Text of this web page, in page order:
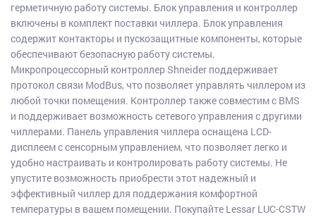
герметичную работу системы. Блок управления и контроллер
включены в комплект поставки чиллера. Блок управления
содержит контакторы и пускозащитные компоненты, которые
обеспечивают безопасную работу системы.
Микропроцессорный контроллер Shneider поддерживает
протокол связи ModBus, что позволяет управлять чиллером из
любой точки помещения. Контроллер также совместим с BMS
и поддерживает возможность сетевого управления с другими
чиллерами. Панель управления чиллера оснащена LCD-
дисплеем с сенсорным управлением, что позволяет легко и
удобно настраивать и контролировать работу системы. Не
упустите возможность приобрести этот надежный и
эффективный чиллер для поддержания комфортной
температуры в вашем помещении. Покупайте Lessar LUC-CSTW